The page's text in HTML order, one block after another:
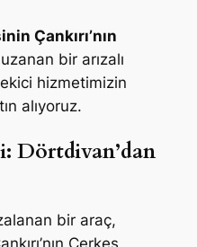
Çankırı’nın
bir arızalı
hizmetimizin
alıyoruz.
Dörtdivan’dan
bir araç,
Çerkeş